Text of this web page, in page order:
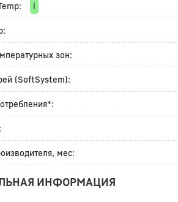
i
зон:
(SoftSystem):
мес:
ИНФОРМАЦИЯ